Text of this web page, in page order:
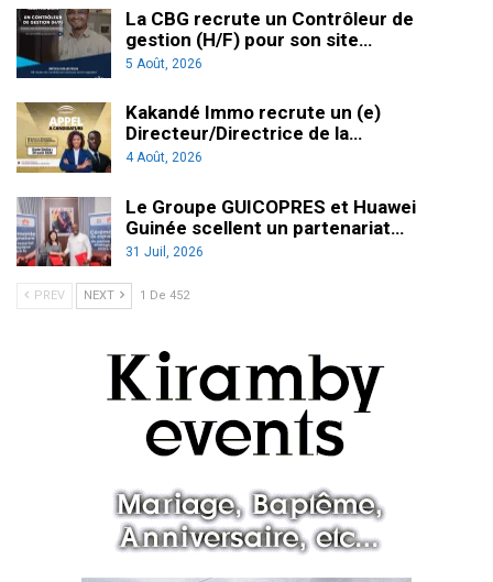
La CBG recrute un Contrôleur de
gestion (H/F) pour son site…
5 Août, 2026
Kakandé Immo recrute un (e)
Directeur/Directrice de la…
4 Août, 2026
Le Groupe GUICOPRES et Huawei
Guinée scellent un partenariat…
31 Juil, 2026
PREV NEXT 1 De 452